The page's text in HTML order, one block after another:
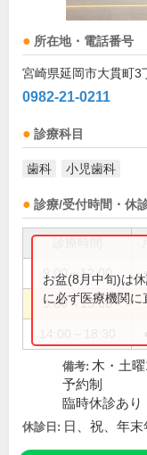
所在地・電話番号
宮崎県延岡市大貫町3
0982-21-0211
診療科目
歯科 小児歯科
診療/受付時間・休
9:00～12:00
9:00～13:00
お盆(8月中旬)は
に必ず医療機関に
備考: 木・土
予約制
臨時休診あり
休診日: 日、祝、年末